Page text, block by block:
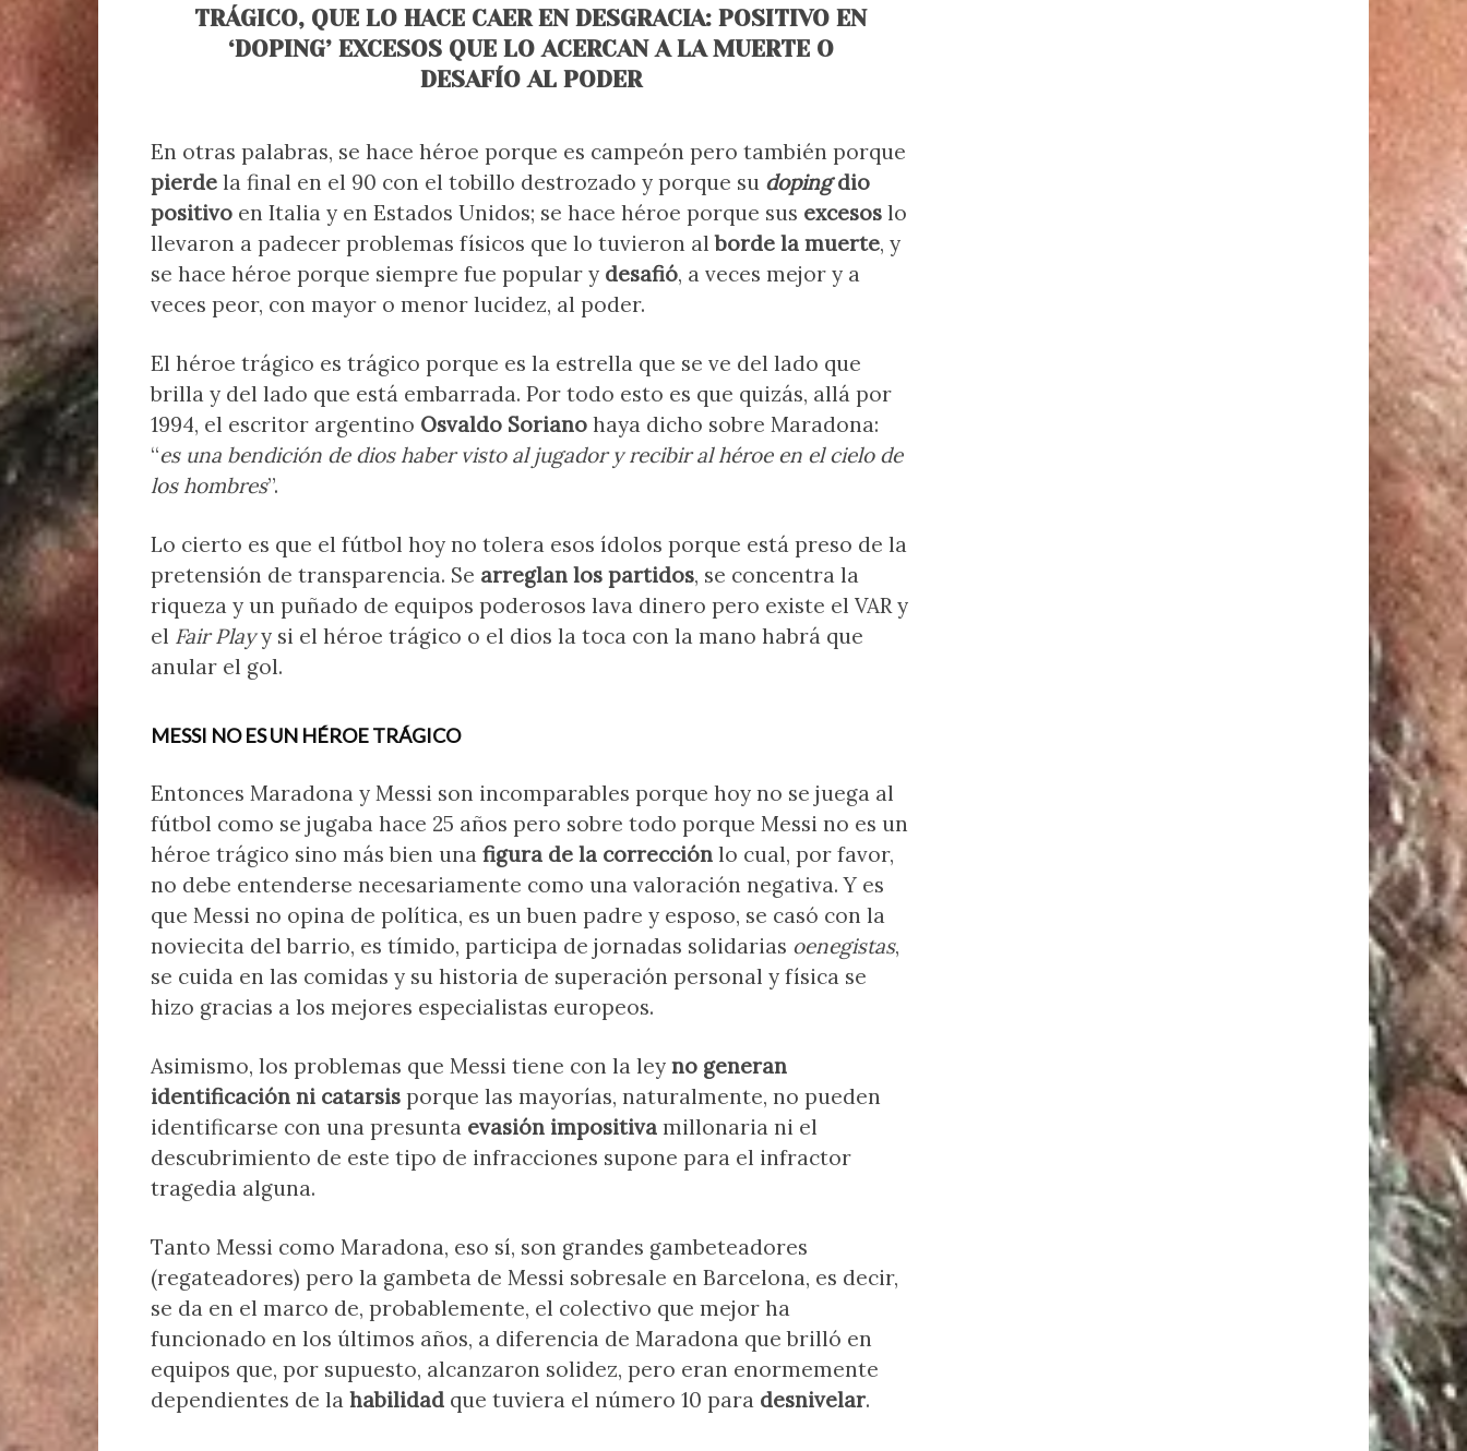
TRÁGICO, QUE LO HACE CAER EN DESGRACIA: POSITIVO EN
‘DOPING’ EXCESOS QUE LO ACERCAN A LA MUERTE O
DESAFÍO AL PODER
En otras palabras, se hace héroe porque es campeón pero también porque
pierde la final en el 90 con el tobillo destrozado y porque su dopingdio
positivo en Italia y en Estados Unidos; se hace héroe porque sus excesos lo
llevaron a padecer problemas físicos que lo tuvieron alborde la muerte, y
se hace héroe porque siempre fue popular y desafió, a veces mejor y a
veces peor, con mayor o menor lucidez, al poder.
El héroe trágico es trágico porque es la estrella que se ve del lado que
brilla y del lado que está embarrada. Por todo esto es que quizás, allá por
1994, el escritor argentino Osvaldo Soriano haya dicho sobre Maradona:
“es una bendición de dios haber visto al jugador y recibir al héroe en el cielo de
los hombres”.
Lo cierto es que el fútbol hoy no tolera esos ídolos porque está preso de la
pretensión de transparencia. Se arreglan los partidos, se concentra la
riqueza y un puñado de equipos poderosos lava dinero pero existe el VAR y
el Fair Playy si el héroe trágico o el dios la toca con la mano habrá que
anular el gol.
MESSI NO ES UN HÉROE TRÁGICO
Entonces Maradona y Messi son incomparables porque hoy no se juega al
fútbol como se jugaba hace 25 años pero sobre todo porque Messi no es un
héroe trágico sino más bien una figura de la corrección lo cual, por favor,
no debe entenderse necesariamente como una valoración negativa. Y es
que Messi no opina de política, es un buen padre y esposo, se casó con la
noviecita del barrio, es tímido, participa de jornadas solidarias oenegistas,
se cuida en las comidas y su historia de superación personal y física se
hizo gracias a los mejores especialistas europeos.
Asimismo, los problemas que Messi tiene con la ley no generan
identificación ni catarsis porque las mayorías, naturalmente, no pueden
identificarse con una presunta evasión impositiva millonaria ni el
descubrimiento de este tipo de infracciones supone para el infractor
tragedia alguna.
Tanto Messi como Maradona, eso sí, son grandes gambeteadores
(regateadores) pero la gambeta de Messi sobresale en Barcelona, es decir,
se da en el marco de, probablemente, el colectivo que mejor ha
funcionado en los últimos años, a diferencia de Maradona que brilló en
equipos que, por supuesto, alcanzaron solidez, pero eran enormemente
dependientes de la habilidad que tuviera el número 10 para desnivelar.